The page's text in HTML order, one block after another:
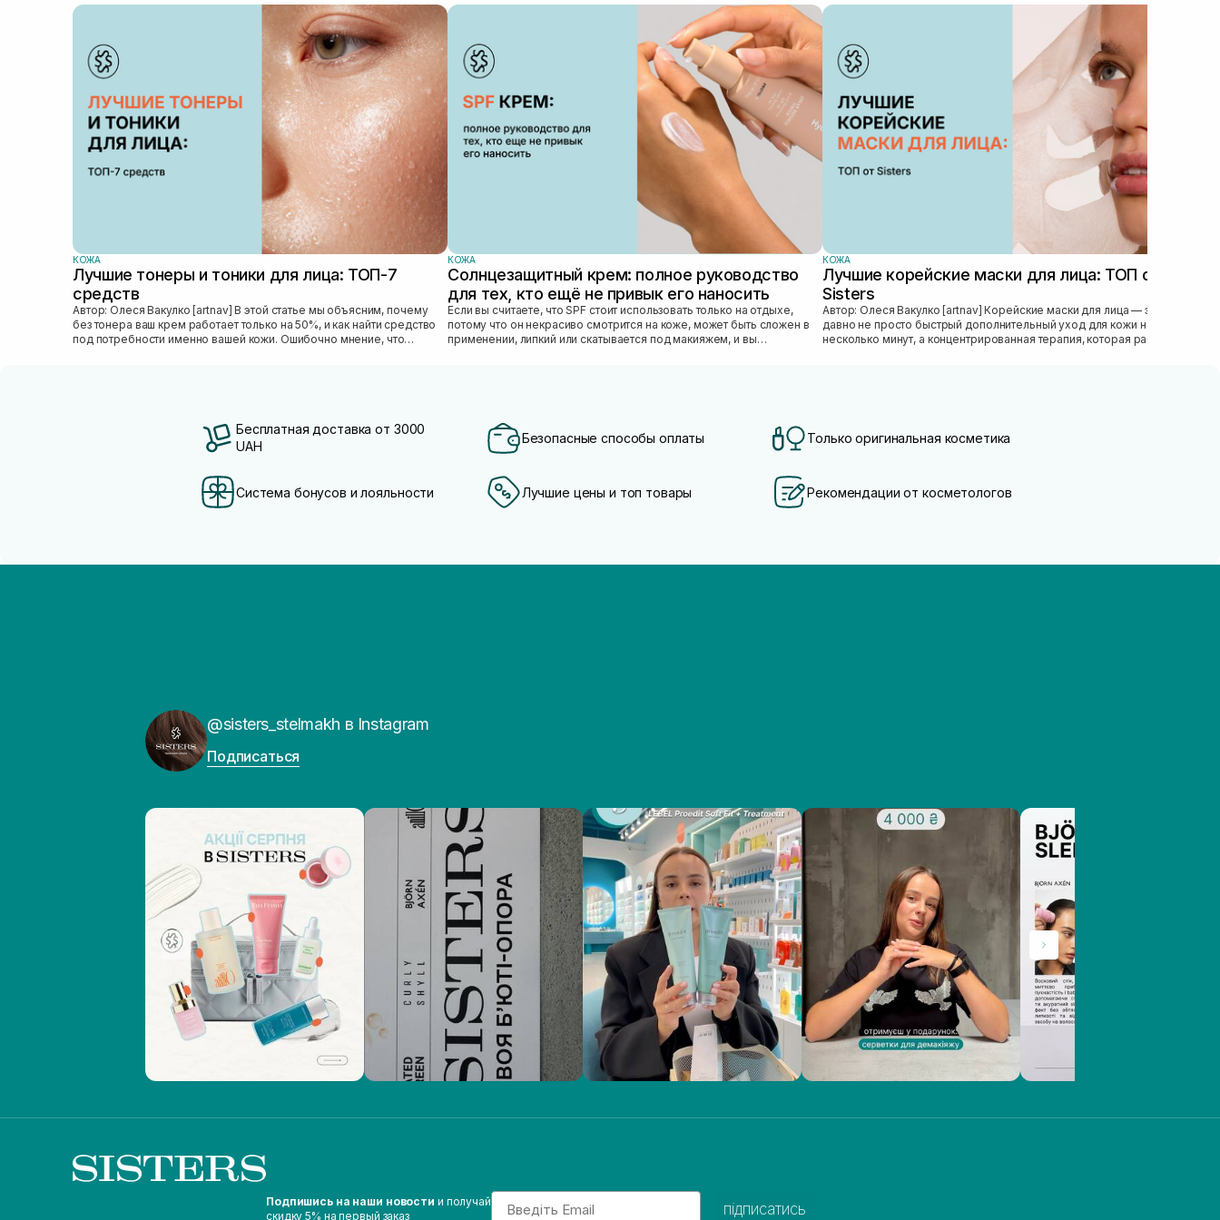
КОЖА
Лучшие тонеры и тоники для лица: ТОП-7
средств
Автор: Олеся Вакулко [artnav] В этой статье мы объясним, почему
без тонера ваш крем работает только на 50%, и как найти средство
под потребности именно вашей кожи. Ошибочно мнение, что
КОЖА
Солнцезащитный крем: полное руководство
для тех, кто ещё не привык его наносить
Если вы считаете, что SPF стоит использовать только на отдыхе,
потому что он некрасиво смотрится на коже, может быть сложен в
применении, липкий или скатывается под макияжем, и вы
КОЖА
Лучшие корейские маски для лица: ТОП от
Sisters
Автор: Олеся Вакулко [artnav] Корейские маски для лица — это уже
давно не просто быстрый дополнительный уход для кожи на
несколько минут, а концентрированная терапия, которая работает
Бесплатная доставка от 3000
UAH
Безопасные способы оплаты Только оригинальная косметика
Система бонусов и лояльности Лучшие цены и топ товары Рекомендации от косметологов
@sisters_stelmakh в Instagram
Подписаться
Подпишись на наши новости и получай
скидку 5% на первый заказ
Email
підписатись